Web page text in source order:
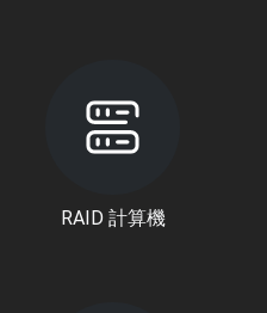
RAID 計算機